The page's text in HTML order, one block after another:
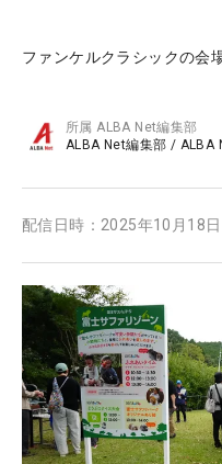
ファンケルクラシックの会
所属ALBA Net編集部
ALBA Net編集部 / ALBA
配信日時： 2025年10月18